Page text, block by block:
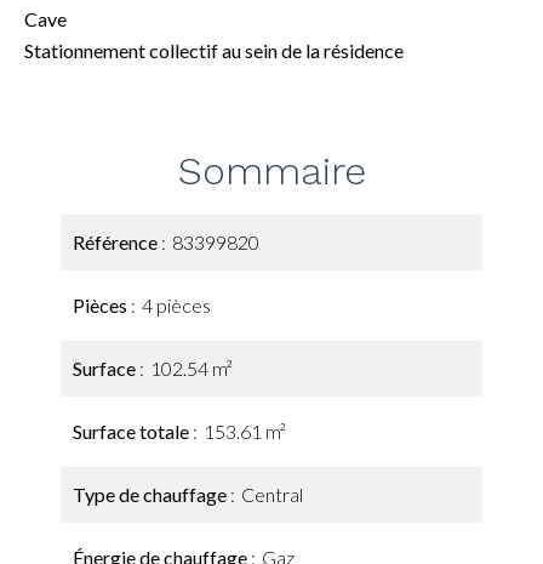
Cave
Stationnement collectif au sein de la résidence
Sommaire
Référence 83399820
Pièces 4 pièces
Surface 102.54 m²
Surface totale 153.61 m²
Type de chauffage Central
Énergie de chauffage Gaz